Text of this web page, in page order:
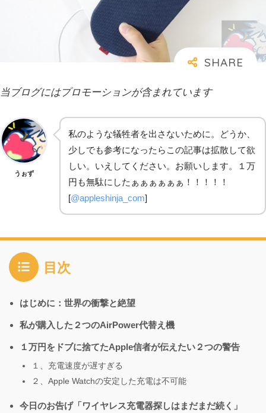
当ブログにはプロモーションが含まれています
うぉず
私のような犠牲者を出さないために。どうか、
少しでも参考になったらこの記事は拡散して欲
しい。いえしてください。お願いします。１万
円も無駄にしたぁぁぁぁぁぁ！！！！！
[@appleshinja_com]
目次
はじめに：世界の衝撃と絶望
私が購入した２つのAirPower代替え機
１万円をドブに捨てたApple信者が伝えたい２つの警告
１、充電速度が遅すぎる
２、Apple Watchの安定した充電は不可能
今日のお告げ「ワイヤレス充電器探しはまだまだ続く」